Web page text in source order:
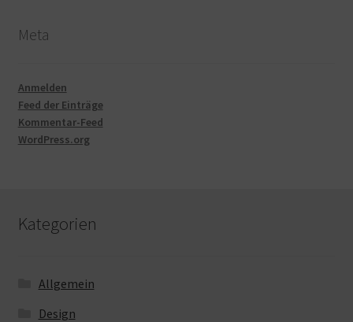
Meta
Anmelden
Feed der Einträge
Kommentar-Feed
WordPress.org
Kategorien
Allgemein
Design